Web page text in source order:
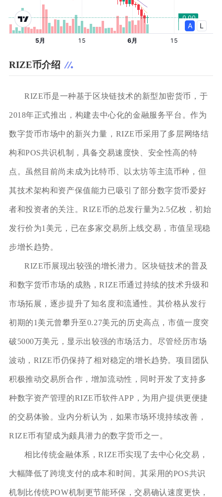
RIZE币介绍
RIZE币是一种基于区块链技术的新型加密货币，于
2018年正式推出，构建去中心化的金融服务平台。作为
数字货币市场中的新兴力量，RIZE币采用了多层网络结
构和POS共识机制，具备交易速度快、安全性高的特
点。虽然目前尚未成为比特币、以太坊等主流币种，但
其技术架构和资产保值能力已吸引了部分数字货币爱好
者和投资者的关注。RIZE币的总发行量为2.5亿枚，初始
发行价为1美元，已在多家交易所上线交易，市值呈现稳
步增长趋势。
RIZE币展现出较强的增长潜力。区块链技术的普及
和数字货币市场的成熟，RIZE币通过持续的技术升级和
市场拓展，逐步提升了知名度和流通性。其价格从发行
初期的1美元曾攀升至0.27美元的历史高点，市值一度突
破5000万美元，显示出较强的市场活力。尽管经历市场
波动，RIZE币仍保持了相对稳定的增长趋势。项目团队
积极推动交易所合作，增加流动性，同时开发了支持多
种数字资产管理的RIZE币软件APP，为用户提供更便捷
的交易体验。业内分析认为，如果市场环境持续改善，
RIZE币有望成为颇具潜力的数字货币之一。
相比传统金融体系，RIZE币实现了去中心化交易，
大幅降低了跨境支付的成本和时间。其采用的POS共识
机制比传统POW机制更节能环保，交易确认速度更快，